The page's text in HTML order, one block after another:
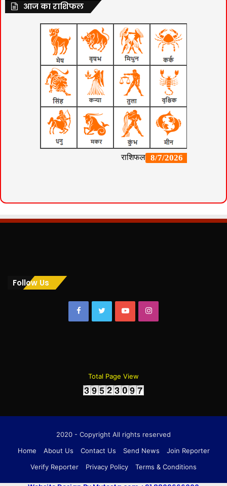
आज का राशिफल
Follow Us
FacebookTwitterYouTubeInstagram
Total Page View
2020 - Copyright All rights reserved
Home
About Us Contact Us Send News
Join Reporter
Verify Reporter
Privacy Policy Terms & Conditions